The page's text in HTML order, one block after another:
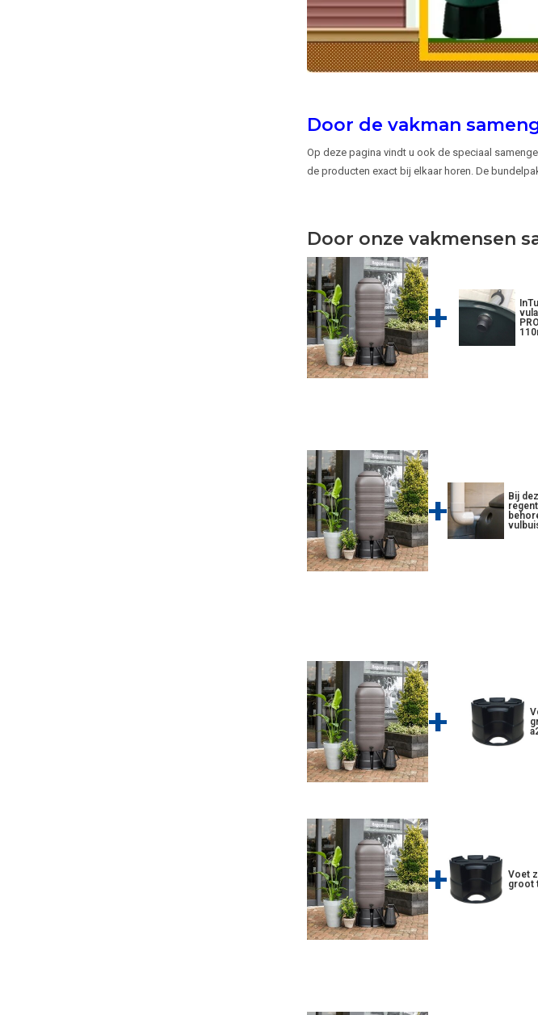
Door de vakman
Op deze pagina vindt u ook de speciaal
de producten exact bij elkaar horen. De
Door onze vakmensen
+
+
Bij
+
+
Voet
groot